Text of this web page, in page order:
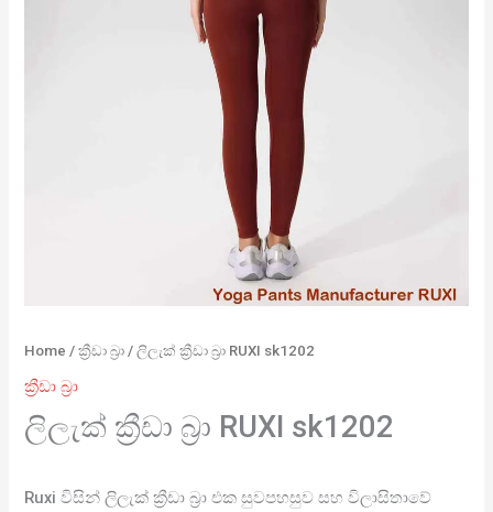
Home /ක්‍රීඩා බ්‍රා / ලිලැක් ක්‍රීඩා බ්‍රා RUXI sk1202
ක්‍රීඩා බ්‍රා
ලිලැක් ක්‍රීඩා බ්‍රා RUXI sk1202
Ruxi විසින් ලිලැක් ක්‍රීඩා බ්‍රා එක සුවපහසුව සහ විලාසිතාවේ